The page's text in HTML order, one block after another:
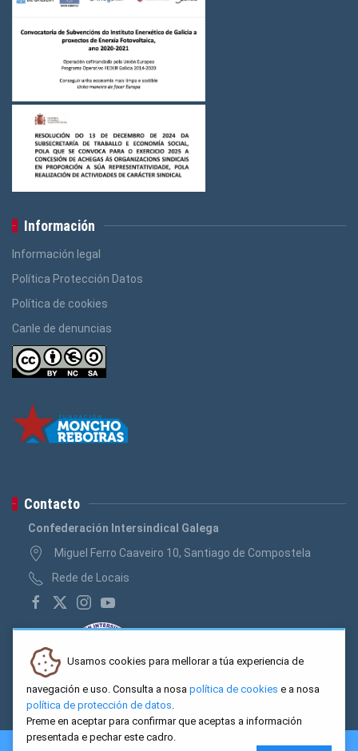
Información
Información legal
Política Protección Datos
Política de cookies
Canle de denuncias
Contacto
Confederación Intersindical Galega
Miguel Ferro Caaveiro 10, Santiago de Compostela
Rede de Locais
Usamos cookies para mellorar a túa experiencia de
navegación e uso. Consulta a nosa política de cookies e a nosa
política de protección de datos.
Preme en aceptar para confirmar que aceptas a información
presentada e pechar este cadro.